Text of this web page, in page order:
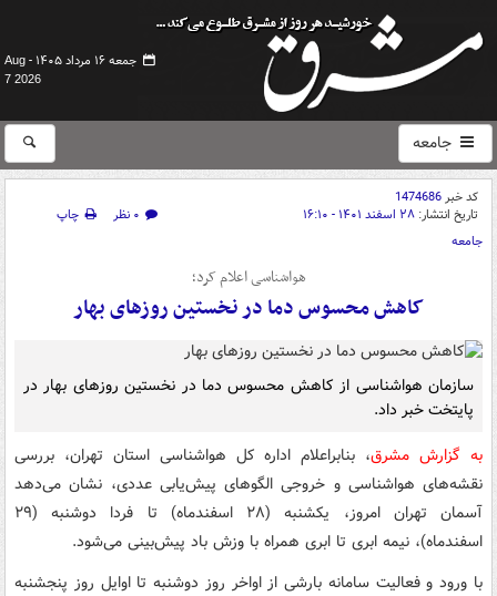
جمعه ۱۶ مرداد ۱۴۰۵ -
Aug
7 2026
جامعه
کد خبر1474686
تاریخ انتشار: ۲۸ اسفند ۱۴۰۱ - ۱۶:۱۰ ۰ نظر
چاپ
جامعه
هواشناسی اعلام کرد؛
کاهش محسوس دما در نخستین روزهای بهار
سازمان هواشناسی از کاهش محسوس دما در نخستین روزهای بهار در
پایتخت خبر داد.
به گزارش مشرق، بنابراعلام اداره کل هواشناسی استان تهران، بررسی
نقشه‌های هواشناسی و خروجی الگوهای پیش‌یابی عددی، نشان می‌دهد
آسمان تهران امروز، یکشنبه (۲۸ اسفندماه) تا فردا دوشنبه (۲۹
اسفندماه)، نیمه ابری تا ابری همراه با وزش باد پیش‌بینی می‌شود.
با ورود و فعالیت سامانه بارشی از اواخر روز دوشنبه تا اوایل روز پنجشنبه